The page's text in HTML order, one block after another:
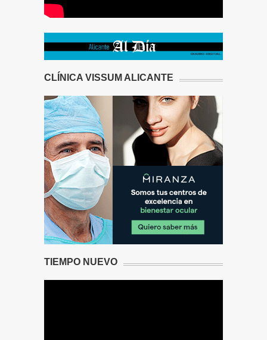
CLÍNICA VISSUM ALICANTE
TIEMPO NUEVO